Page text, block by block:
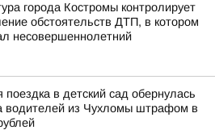
города Костромы контролирует
обстоятельств ДТП, в котором
несовершеннолетний
поездка в детский сад обернулась
водителей из Чухломы штрафом в